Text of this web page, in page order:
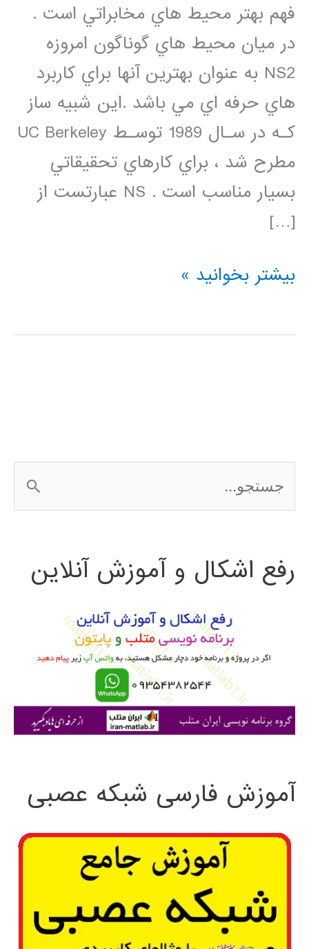
فهم بهتر محيط هاي مخابراتي است .
در ميان محيط هاي گوناگون امروزه
NS2 به عنوان بهترين آنها براي كاربرد
هاي حرفه اي مي باشد .اين شبيه ساز
كـه در سـال 1989 توسـط UC Berkeley
مطرح شد ، براي كارهاي تحقيقاتي
بسيار مناسب است . NS عبارتست از
[…]
دانلود
فارسی
NS2
بیشتر بخوانید »
س
ج
ی
رفع اشکال و آموزش آنلاین
آموزش فارسی شبکه عصبی